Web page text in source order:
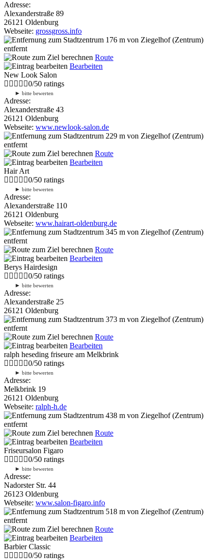
Adresse:
Alexanderstraße 89
26121 Oldenburg
Webseite: grossgross.info
176 m von Ziegelhof (Zentrum)
entfernt
Route
Bearbeiten
New Look Salon
0/50 ratings
► bitte bewerten
Adresse:
Alexanderstraße 43
26121 Oldenburg
Webseite: www.newlook-salon.de
229 m von Ziegelhof (Zentrum)
entfernt
Route
Bearbeiten
Hair Art
0/50 ratings
► bitte bewerten
Adresse:
Alexanderstraße 110
26121 Oldenburg
Webseite: www.hairart-oldenburg.de
345 m von Ziegelhof (Zentrum)
entfernt
Route
Bearbeiten
Berys Hairdesign
0/50 ratings
► bitte bewerten
Adresse:
Alexanderstraße 25
26121 Oldenburg
373 m von Ziegelhof (Zentrum)
entfernt
Route
Bearbeiten
ralph heseding friseure am Melkbrink
0/50 ratings
► bitte bewerten
Adresse:
Melkbrink 19
26121 Oldenburg
Webseite: ralph-h.de
438 m von Ziegelhof (Zentrum)
entfernt
Route
Bearbeiten
Friseursalon Figaro
0/50 ratings
► bitte bewerten
Adresse:
Nadorster Str. 44
26123 Oldenburg
Webseite: www.salon-figaro.info
518 m von Ziegelhof (Zentrum)
entfernt
Route
Bearbeiten
Barbier Classic
0/50 ratings